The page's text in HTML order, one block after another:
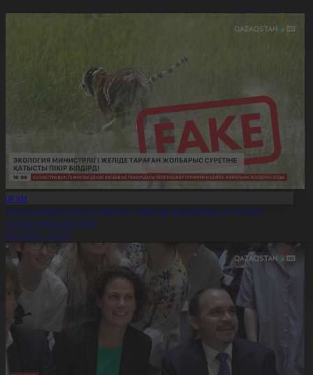
министрлігі желіде тараған жолбарыс суретіне
пікір білдірді
10:07